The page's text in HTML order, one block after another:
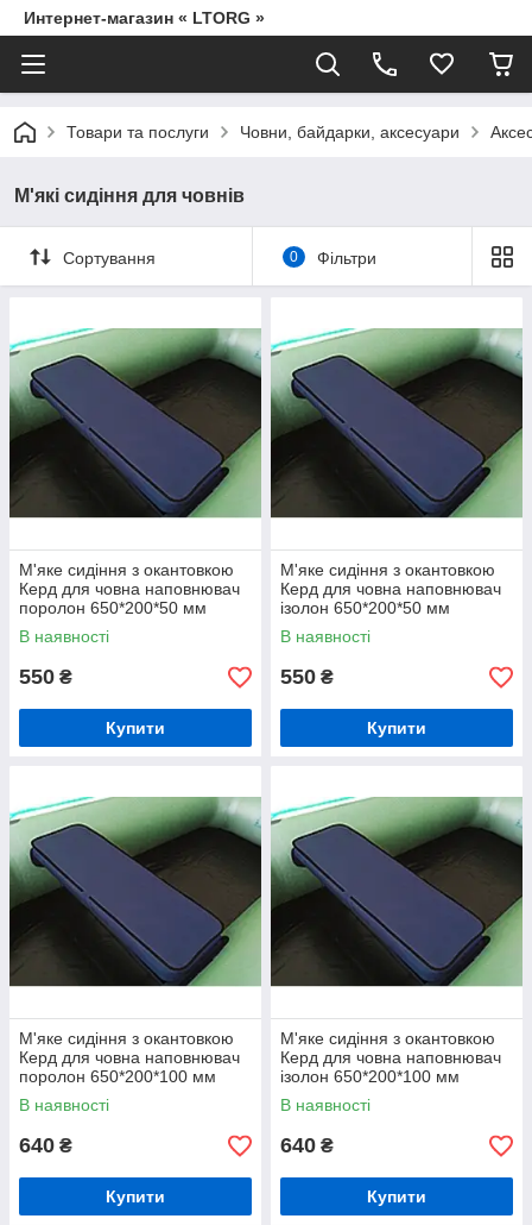
Интернет-магазин « LTORG »
Товари та послуги Човни, байдарки, аксесуари
М'які сидіння для човнів
Сортування 0 Фільтри
М'яке сидіння з окантовкою
Керд для човна наповнювач
поролон 650*200*50 мм
В наявності
550 ₴
Купити
М'яке сидіння з окантовкою
Керд для човна наповнювач
ізолон 650*200*50 мм
В наявності
550 ₴
Купити
М'яке сидіння з окантовкою
Керд для човна наповнювач
поролон 650*200*100 мм
В наявності
640 ₴
Купити
М'яке сидіння з окантовкою
Керд для човна наповнювач
ізолон 650*200*100 мм
В наявності
640 ₴
Купити